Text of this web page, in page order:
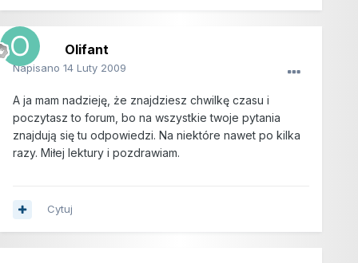
Olifant
Napisano 14 Luty 2009
A ja mam nadzieję, że znajdziesz chwilkę czasu i
poczytasz to forum, bo na wszystkie twoje pytania
znajdują się tu odpowiedzi. Na niektóre nawet po kilka
razy. Miłej lektury i pozdrawiam.
Cytuj